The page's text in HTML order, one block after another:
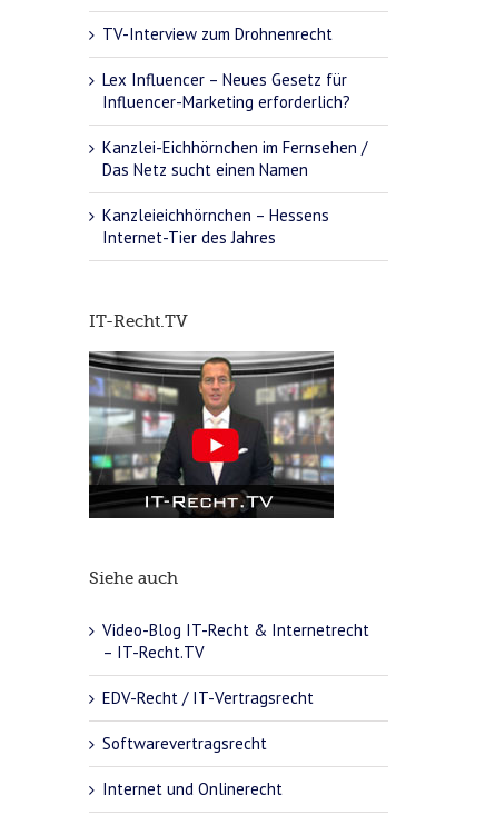
TV-Interview zum Drohnenrecht
Lex Influencer – Neues Gesetz für
Influencer-Marketing erforderlich?
Kanzlei-Eichhörnchen im Fernsehen /
Das Netz sucht einen Namen
Kanzleieichhörnchen – Hessens
Internet-Tier des Jahres
IT-Recht.TV
Siehe auch
Video-Blog IT-Recht & Internetrecht
– IT-Recht.TV
EDV-Recht / IT-Vertragsrecht
Softwarevertragsrecht
Internet und Onlinerecht